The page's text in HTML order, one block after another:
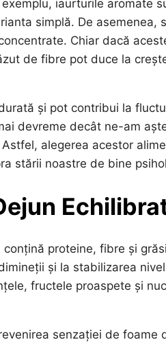
iaurturile aromate
simplă. De asemenea,
Chiar dacă
de fibre pot duce la
și pot contribui la
devreme decât ne-am
alegerea acestor
stării noastre de bine
proteine, fibre și
și la stabilizarea
fructele proaspete și
senzației de foame